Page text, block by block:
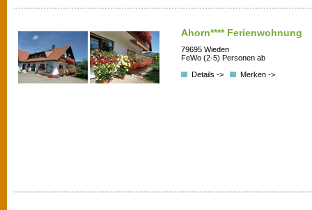
Ahorn**** Ferienwohnung
79695 Wieden
FeWo (2-5) Personen ab
Details ->
Merken ->